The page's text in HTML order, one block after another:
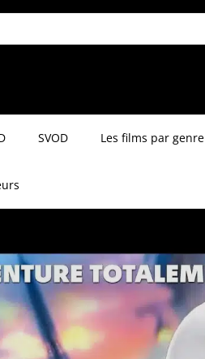
SVOD Les films par genre